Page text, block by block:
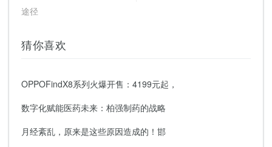
途径
猜你喜欢
OPPOFindX8系列火爆开售：4199元起，
数字化赋能医药未来：柏强制药的战略
月经紊乱，原来是这些原因造成的！邯